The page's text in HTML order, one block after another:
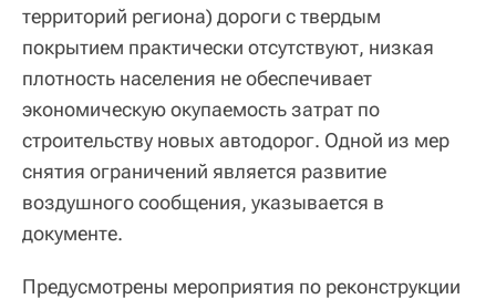
территорий региона) дороги с твердым
покрытием практически отсутствуют, низкая
плотность населения не обеспечивает
экономическую окупаемость затрат по
строительству новых автодорог. Одной из мер
снятия ограничений является развитие
воздушного сообщения, указывается в
документе.
Предусмотрены мероприятия по реконструкции